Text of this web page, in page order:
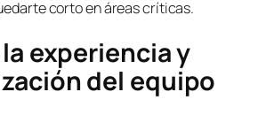
corto en áreas críticas.
experiencia y
del equipo